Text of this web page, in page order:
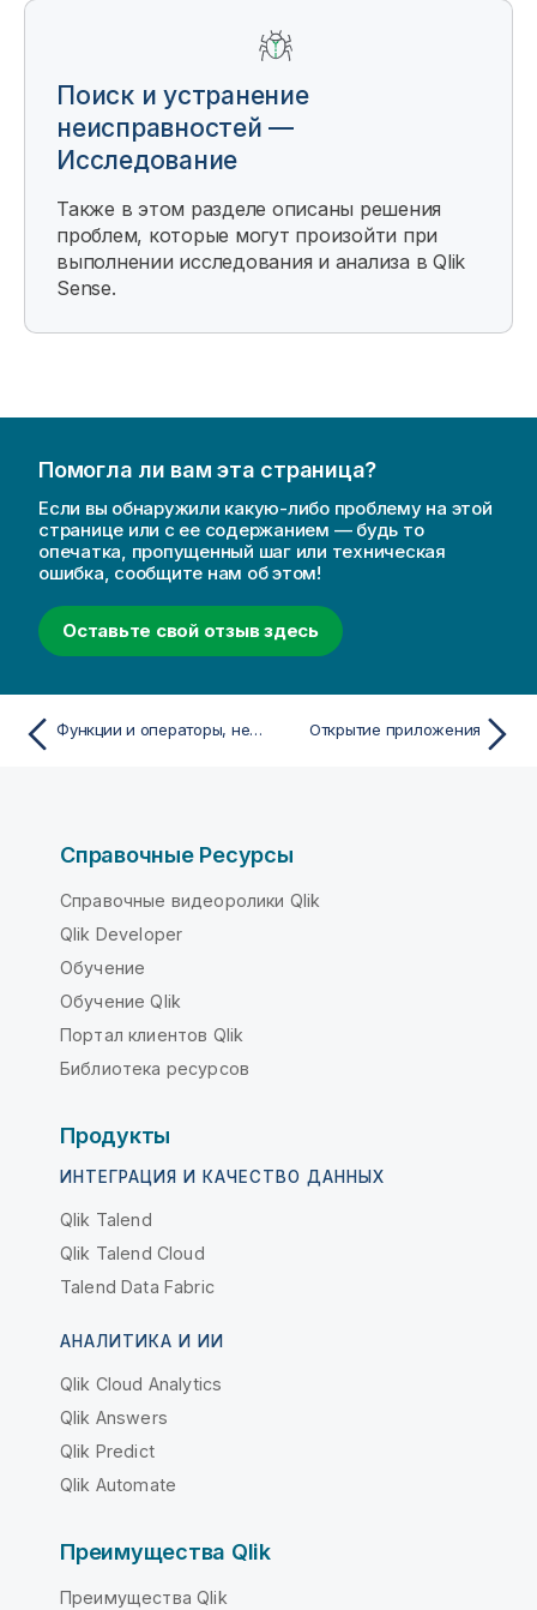
Поиск и устранение
неисправностей —
Исследование
Также в этом разделе описаны решения
проблем, которые могут произойти при
выполнении исследования и анализа в Qlik
Sense.
Помогла ли вам эта страница?
Если вы обнаружили какую-либо проблему на этой
странице или с ее содержанием — будь то
опечатка, пропущенный шаг или техническая
ошибка, сообщите нам об этом!
Оставьте свой отзыв здесь
Функции и операторы, не рекомендуемые в Qlik Sense Открытие приложения
Справочные Ресурсы
Справочные видеоролики Qlik
Qlik Developer
Обучение
Обучение Qlik
Портал клиентов Qlik
Библиотека ресурсов
Продукты
ИНТЕГРАЦИЯ И КАЧЕСТВО ДАННЫХ
Qlik Talend
Qlik Talend Cloud
Talend Data Fabric
АНАЛИТИКА И ИИ
Qlik Cloud Analytics
Qlik Answers
Qlik Predict
Qlik Automate
Преимущества Qlik
Преимущества Qlik